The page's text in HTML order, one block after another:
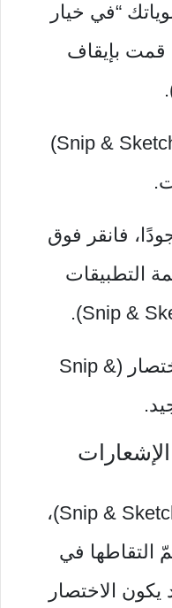
“في خيار
قمت بإيقاف
ثمّ تحقق ممّا إذا كان (Snip & Sketch)
فانقر فوق
التطبيقات
ثمّ تحقق ممّا إذا كان اختصار (Snip &
في الإصدار الحديث من (Snip & Sketch)،
التقاطها في
يكون الاختصار